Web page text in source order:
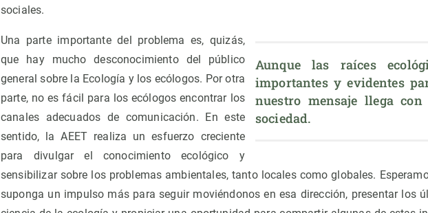
sociales.
Aunque las raíces
importantes y evidentes
nuestro mensaje llega
sociedad.
Una parte importante del problema es, quizás,
que hay mucho desconocimiento del público
general sobre la Ecología y los ecólogos. Por otra
parte, no es fácil para los ecólogos encontrar los
canales adecuados de comunicación. En este
sentido, la AEET realiza un esfuerzo creciente
para divulgar el conocimiento ecológico y
sensibilizar sobre los problemas ambientales, tanto locales como globales.
suponga un impulso más para seguir moviéndonos en esa dirección, presentar los